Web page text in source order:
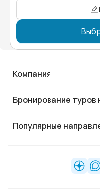
Компания
Бронирование туров
Популярные